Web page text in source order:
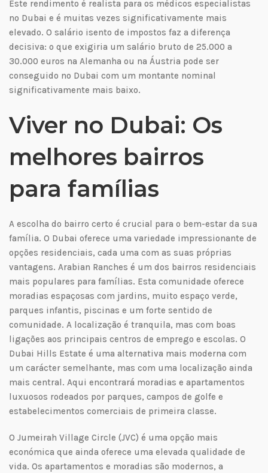
Este rendimento é realista para os médicos especialistas
no Dubai e é muitas vezes significativamente mais
elevado. O salário isento de impostos faz a diferença
decisiva: o que exigiria um salário bruto de 25.000 a
30.000 euros na Alemanha ou na Áustria pode ser
conseguido no Dubai com um montante nominal
significativamente mais baixo.
Viver no Dubai: Os
melhores bairros
para famílias
A escolha do bairro certo é crucial para o bem-estar da sua
família. O Dubai oferece uma variedade impressionante de
opções residenciais, cada uma com as suas próprias
vantagens. Arabian Ranches é um dos bairros residenciais
mais populares para famílias. Esta comunidade oferece
moradias espaçosas com jardins, muito espaço verde,
parques infantis, piscinas e um forte sentido de
comunidade. A localização é tranquila, mas com boas
ligações aos principais centros de emprego e escolas. O
Dubai Hills Estate é uma alternativa mais moderna com
um carácter semelhante, mas com uma localização ainda
mais central. Aqui encontrará moradias e apartamentos
luxuosos rodeados por parques, campos de golfe e
estabelecimentos comerciais de primeira classe.
O Jumeirah Village Circle (JVC) é uma opção mais
económica que ainda oferece uma elevada qualidade de
vida. Os apartamentos e moradias são modernos, a